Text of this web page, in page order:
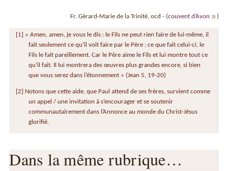
Fr. Gérard-Marie de la Trinité, ocd - (couvent d’Avon )
[1] « Amen, amen, je vous le dis : le Fils ne peut rien faire de lui-même, il
fait seulement ce qu’il voit faire par le Père ; ce que fait celui-ci, le
Fils le fait pareillement. Car le Père aime le Fils et lui montre tout ce
qu’il fait. Il lui montrera des œuvres plus grandes encore, si bien
que vous serez dans l’étonnement » (Jean 5, 19-20)
[2] Notons que cette aide, que Paul attend de ses frères, survient comme
un appel / une invitation à s’encourager et se soutenir
communautairement dans l’Annonce au monde du Christ-Jésus
glorifié.
Dans la même rubrique…